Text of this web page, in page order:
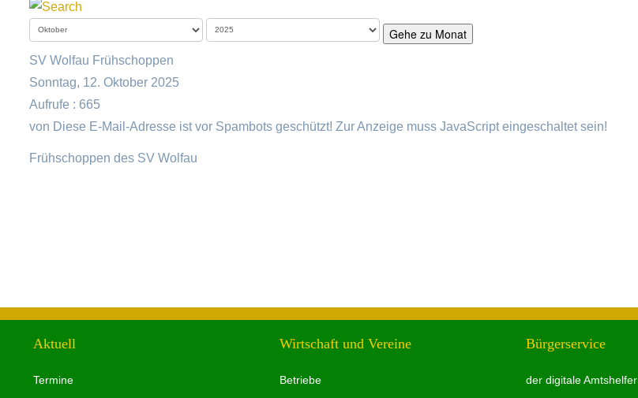
Gehe zu Monat
SV Wolfau Frühschoppen
Sonntag, 12. Oktober 2025
Aufrufe : 665
von Diese E-Mail-Adresse ist vor Spambots geschützt! Zur Anzeige muss JavaScript eingeschaltet sein!
Frühschoppen des SV Wolfau
Aktuell
Termine
Wirtschaft und Vereine
Betriebe
Bürgerservice
der digitale Amtshelfer